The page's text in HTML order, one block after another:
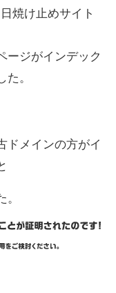
焼け止めサイト
ージがインデック
。
ドメインの方がイ